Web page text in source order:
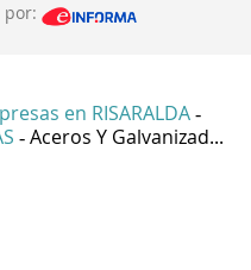
por:
en RISARALDA -
- Aceros Y Galvanizad...